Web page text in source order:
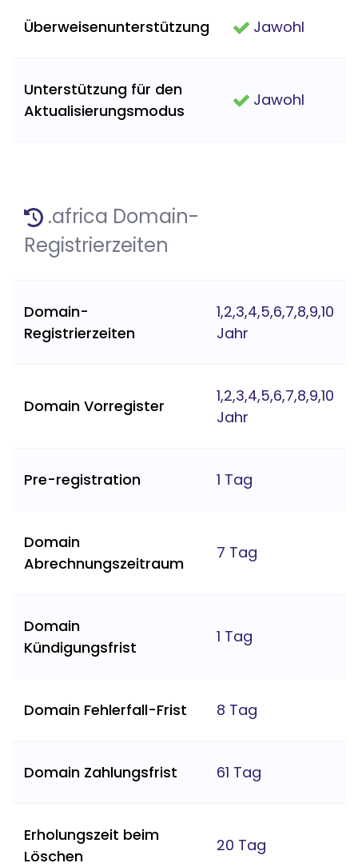
Überweisenunterstützung Jawohl
Unterstützung für den
Aktualisierungsmodus
Jawohl
.africa Domain-
Registrierzeiten
Domain-
Registrierzeiten
1,2,3,4,5,6,7,8,9,10
Jahr
Domain Vorregister
1,2,3,4,5,6,7,8,9,10
Jahr
Pre-registration 1 Tag
Domain
Abrechnungszeitraum
7 Tag
Domain
Kündigungsfrist
1 Tag
Domain Fehlerfall-Frist 8 Tag
Domain Zahlungsfrist 61 Tag
Erholungszeit beim
Löschen
20 Tag